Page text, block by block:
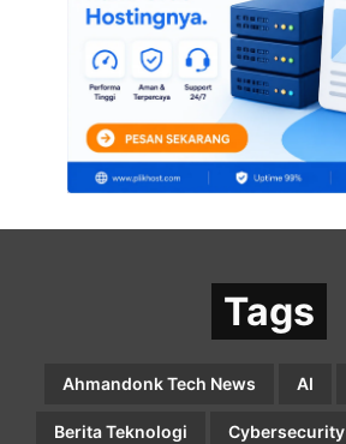
Tags
Ahmandonk Tech News AI
Berita Teknologi Cybersecurity